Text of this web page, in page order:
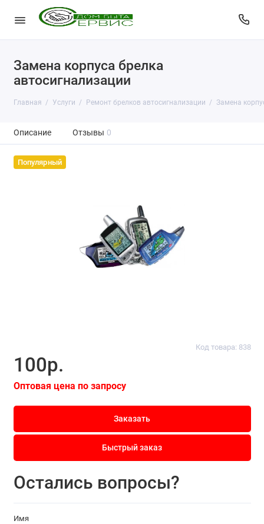
Замена корпуса брелка
автосигнализации
Главная Услуги Ремонт брелков автосигнализации Замена
Описание Отзывы 0
Популярный
Код товара: 838
100р.
Оптовая цена по запросу
Заказать
Быстрый заказ
Остались вопросы?
Имя